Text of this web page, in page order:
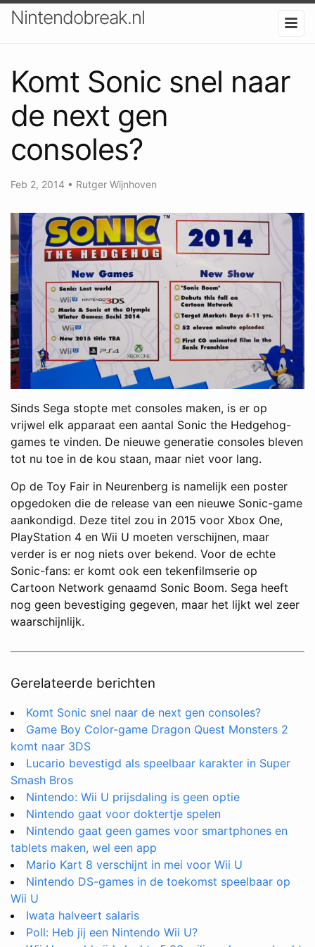
Nintendobreak.nl
Komt Sonic snel naar
de next gen
consoles?
Feb 2, 2014 • Rutger Wijnhoven
Sinds Sega stopte met consoles maken, is er op
vrijwel elk apparaat een aantal Sonic the Hedgehog-
games te vinden. De nieuwe generatie consoles bleven
tot nu toe in de kou staan, maar niet voor lang.
Op de Toy Fair in Neurenberg is namelijk een poster
opgedoken die de release van een nieuwe Sonic-game
aankondigd. Deze titel zou in 2015 voor Xbox One,
PlayStation 4 en Wii U moeten verschijnen, maar
verder is er nog niets over bekend. Voor de echte
Sonic-fans: er komt ook een tekenfilmserie op
Cartoon Network genaamd Sonic Boom. Sega heeft
nog geen bevestiging gegeven, maar het lijkt wel zeer
waarschijnlijk.
Gerelateerde berichten
Komt Sonic snel naar de next gen consoles?
Game Boy Color-game Dragon Quest Monsters 2
komt naar 3DS
Lucario bevestigd als speelbaar karakter in Super
Smash Bros
Nintendo: Wii U prijsdaling is geen optie
Nintendo gaat voor doktertje spelen
Nintendo gaat geen games voor smartphones en
tablets maken, wel een app
Mario Kart 8 verschijnt in mei voor Wii U
Nintendo DS-games in de toekomst speelbaar op
Wii U
Iwata halveert salaris
Poll: Heb jij een Nintendo Wii U?